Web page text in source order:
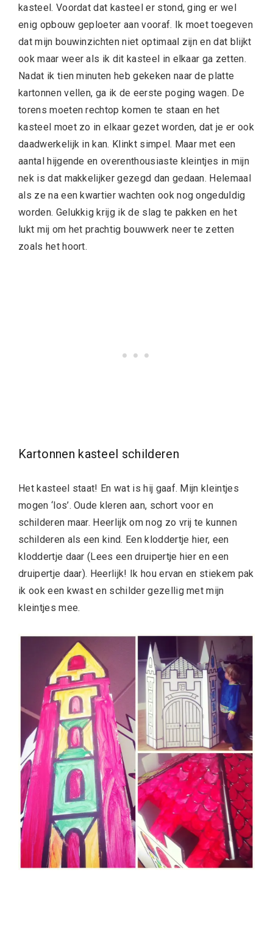
kasteel. Voordat dat kasteel er stond, ging er wel
enig opbouw geploeter aan vooraf. Ik moet toegeven
dat mijn bouwinzichten niet optimaal zijn en dat blijkt
ook maar weer als ik dit kasteel in elkaar ga zetten.
Nadat ik tien minuten heb gekeken naar de platte
kartonnen vellen, ga ik de eerste poging wagen. De
torens moeten rechtop komen te staan en het
kasteel moet zo in elkaar gezet worden, dat je er ook
daadwerkelijk in kan. Klinkt simpel. Maar met een
aantal hijgende en overenthousiaste kleintjes in mijn
nek is dat makkelijker gezegd dan gedaan. Helemaal
als ze na een kwartier wachten ook nog ongeduldig
worden. Gelukkig krijg ik de slag te pakken en het
lukt mij om het prachtig bouwwerk neer te zetten
zoals het hoort.
Kartonnen kasteel schilderen
Het kasteel staat! En wat is hij gaaf. Mijn kleintjes
mogen ‘los’. Oude kleren aan, schort voor en
schilderen maar. Heerlijk om nog zo vrij te kunnen
schilderen als een kind. Een kloddertje hier, een
kloddertje daar (Lees een druipertje hier en een
druipertje daar). Heerlijk! Ik hou ervan en stiekem pak
ik ook een kwast en schilder gezellig met mijn
kleintjes mee.